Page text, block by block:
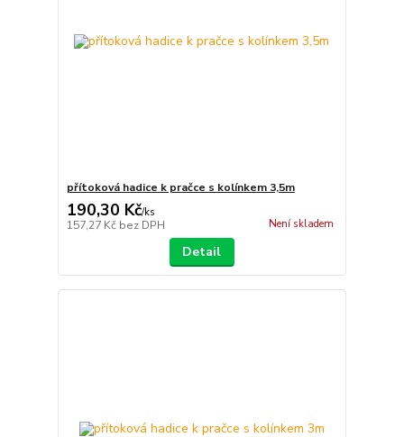
přítoková hadice k pračce s kolínkem 3,5m
190,30 Kč/ks
157,27 Kč bez DPH Není skladem
Detail